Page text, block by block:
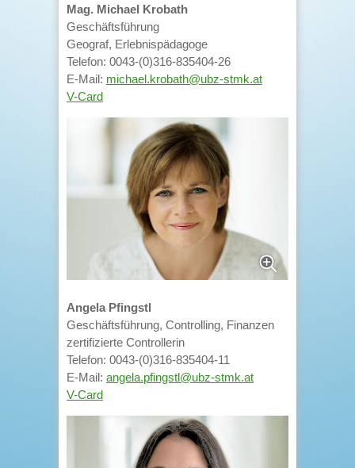
Mag. Michael Krobath
Geschäftsführung
Geograf, Erlebnispädagoge
Telefon: 0043-(0)316-835404-26
E-Mail: michael.krobath@ubz-stmk.at
V-Card
Angela Pfingstl
Geschäftsführung, Controlling, Finanzen
zertifizierte Controllerin
Telefon: 0043-(0)316-835404-11
E-Mail: angela.pfingstl@ubz-stmk.at
V-Card